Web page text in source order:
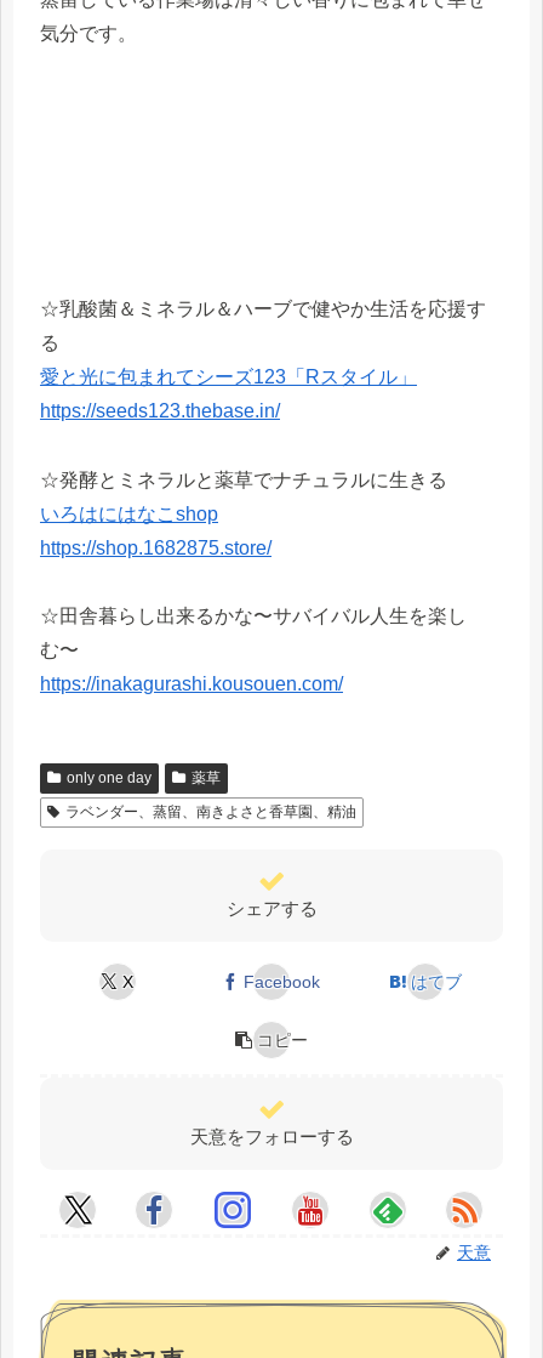
気分です。
☆乳酸菌＆ミネラル＆ハーブで健やか生活を応援す
る
愛と光に包まれてシーズ123「Rスタイル」
https://seeds123.thebase.in/
☆発酵とミネラルと薬草でナチュラルに生きる
いろはにはなこshop
https://shop.1682875.store/
☆田舎暮らし出来るかな〜サバイバル人生を楽し
む〜
https://inakagurashi.kousouen.com/
only one day
薬草
ラベンダー、蒸留、南きよさと香草園、精油
シェアする
X Facebook はてブ
コピー
天意をフォローする
天意